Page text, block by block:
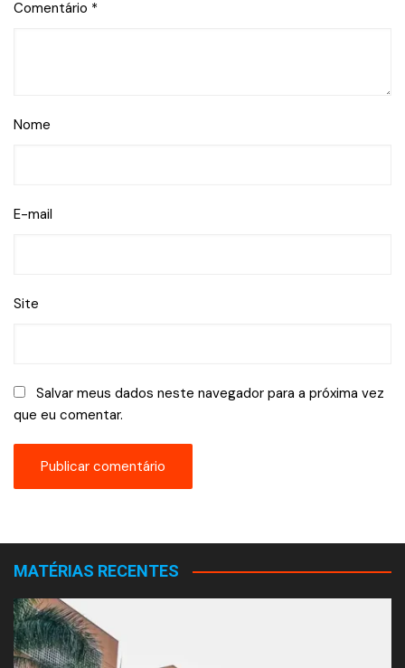
Comentário *
Nome
E-mail
Site
Salvar meus dados neste navegador para a próxima vez
que eu comentar.
MATÉRIAS RECENTES